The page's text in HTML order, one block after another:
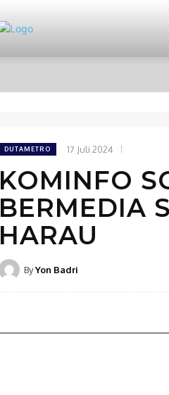
DUTAMETRO 17 Juli 2024
KOMINFO
BERMEDIA
HARAU
ByYon Badri